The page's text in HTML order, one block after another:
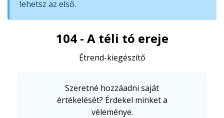
lehetsz az első.
104 - A téli tó ereje
Étrend-kiegészítő
Szeretné hozzáadni saját
értékelését? Érdekel minket a
véleménye.